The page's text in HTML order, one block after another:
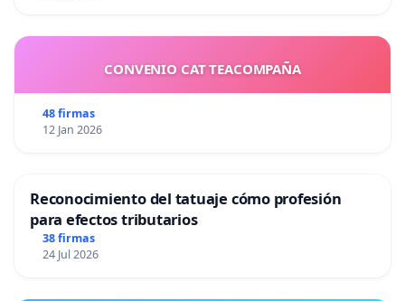
CONVENIO CAT TEACOMPAÑA
48 firmas
12 Jan 2026
Reconocimiento del tatuaje cómo profesión
para efectos tributarios
38 firmas
24 Jul 2026